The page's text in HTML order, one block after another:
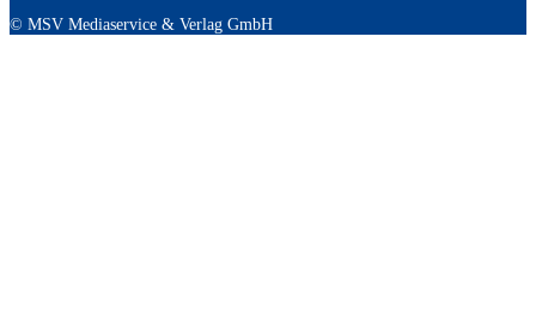
© MSV Mediaservice & Verlag GmbH